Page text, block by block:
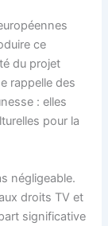
ce
du projet
rappelle des
: elles
pour la
négligeable.
droits TV et
significative